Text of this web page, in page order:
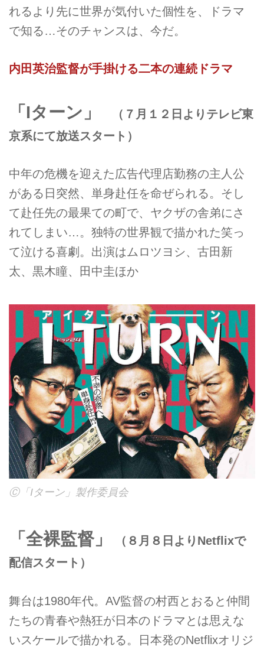
れるより先に世界が気付いた個性を、ドラマ
で知る…そのチャンスは、今だ。
内田英治監督が手掛ける二本の連続ドラマ
「Iターン」
（７月１２日よりテレビ東
京系にて放送スタート）
中年の危機を迎えた広告代理店勤務の主人公
がある日突然、単身赴任を命ぜられる。そし
て赴任先の最果ての町で、ヤクザの舎弟にさ
れてしまい…。独特の世界観で描かれた笑っ
て泣ける喜劇。出演はムロツヨシ、古田新
太、黒木瞳、田中圭ほか
Ⓒ「Iターン」製作委員会
「全裸監督」
（８月８日よりNetflixで
配信スタート）
舞台は1980年代。AV監督の村西とおると仲間
たちの青春や熱狂が日本のドラマとは思えな
いスケールで描かれる。日本発のNetflixオリジ